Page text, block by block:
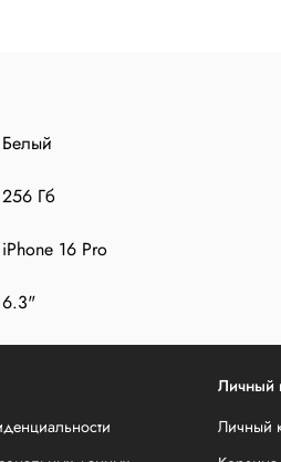
Белый
256 Гб
iPhone 16 Pro
6.3"
Личный
Личный